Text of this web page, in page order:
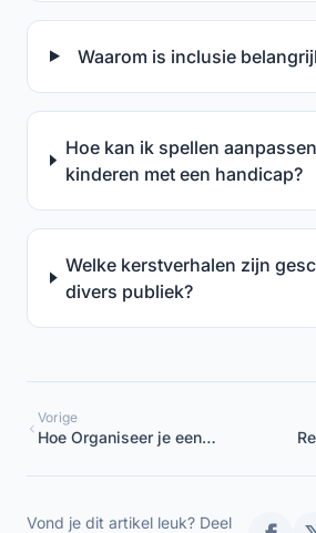
Waarom is inclusie
Hoe kan ik spellen
kinderen met een handicap?
Welke kerstverhalen zijn
divers publiek?
Vorige
Hoe Organiseer je een
Vond je dit artikel leuk? Deel